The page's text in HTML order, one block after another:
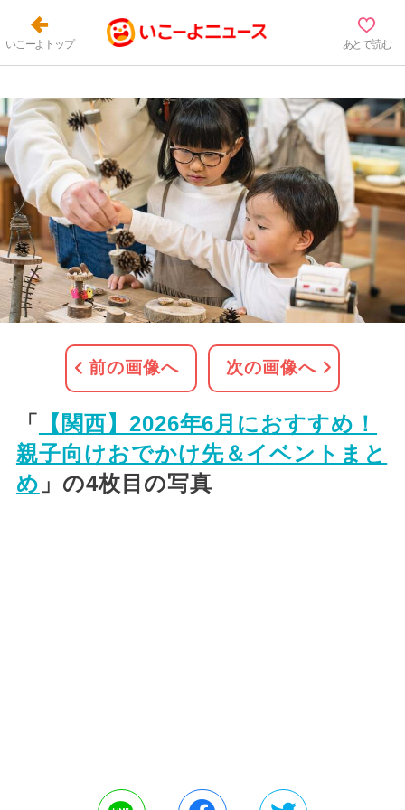
いこーよトップ あとで読む
前の画像へ 次の画像へ
「
【関西】2026年6月におすすめ！
親子向けおでかけ先＆イベントまと
め 」の4枚目の写真